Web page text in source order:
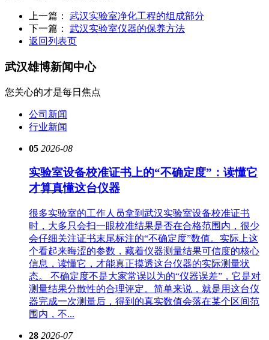
上一篇： 武汉实验室净化工程的组成部分
下一篇： 武汉实验室仪器的保养方法
返回列表页
武汉雄博新闻中心
您关心的才是每日焦点
公司新闻
行业新闻
05 2026-08
实验室设备校准证书上的“不确定度”：读懂它
才算真懂这台仪器
很多实验室的工作人员拿到武汉实验室设备校准证书
时，大多只会扫一眼校准结果是否在合格范围内，很少
会仔细关注证书末尾标注的“不确定度”数值。实际上这
个看起来晦涩的参数，藏着仪器测量结果可信度的核心
信息，读懂它，才能真正摸透这台仪器的实际测量状
态。 不确定度不是大家常误以为的“仪器误差”，它是对
测量结果分散性的合理评定。简单来说，就是用这台仪
器完成一次测量后，得到的真实数值会落在某个区间范
围内，不...
28 2026-07